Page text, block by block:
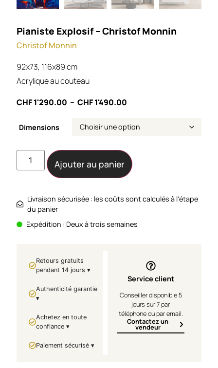
Pianiste Explosif – Christof Monnin
Christof Monnin
92x73, 116x89 cm
Acrylique au couteau
CHF1'290.00 – CHF1'490.00
Dimensions
Ajouter au panier
Livraison sécurisée : les coûts sont calculés à l'étape
du panier
Expédition : Deux à trois semaines
Retours gratuits
pendant 14 jours ▾
Authenticité garantie
▾
Achetez en toute
confiance ▾
Paiement sécurisé ▾
Service client
Conseiller disponible 5
jours sur 7 par
téléphone ou par email.
Contactez un
vendeur